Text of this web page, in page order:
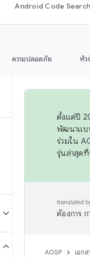
Android Code Search
ความปลอดภัย หัว
ตั้งแต่ปี
พัฒนาแบ
ร่วมใน
รุ่นล่าสุด
ต้องการ
AOSP เอกส